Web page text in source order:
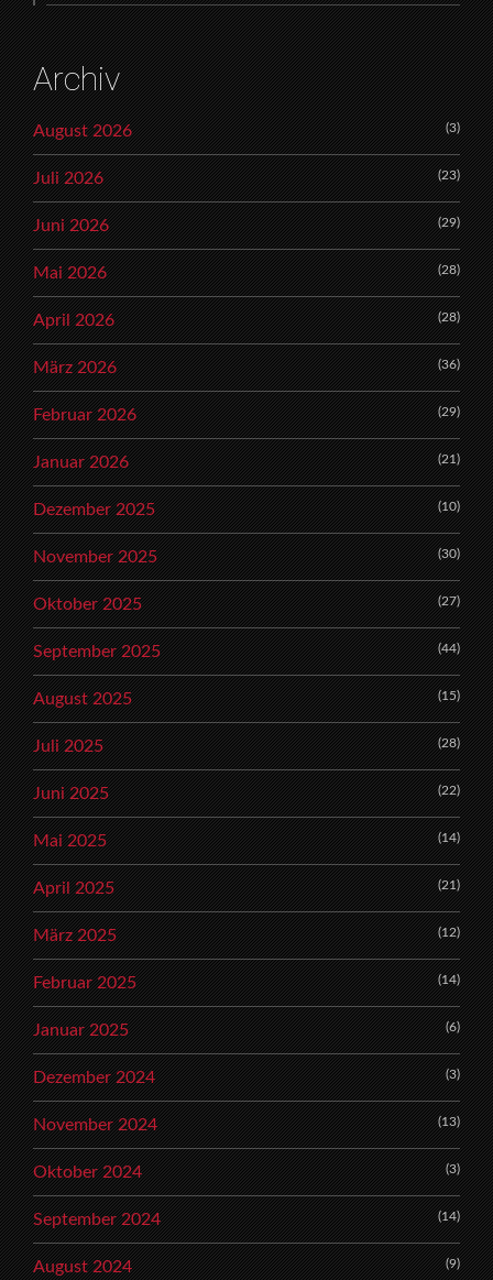
Archiv
August 2026 (3)
Juli 2026 (23)
Juni 2026 (29)
Mai 2026 (28)
April 2026 (28)
März 2026 (36)
Februar 2026 (29)
Januar 2026 (21)
Dezember 2025 (10)
November 2025 (30)
Oktober 2025 (27)
September 2025 (44)
August 2025 (15)
Juli 2025 (28)
Juni 2025 (22)
Mai 2025 (14)
April 2025 (21)
März 2025 (12)
Februar 2025 (14)
Januar 2025 (6)
Dezember 2024 (3)
November 2024 (13)
Oktober 2024 (3)
September 2024 (14)
August 2024 (9)